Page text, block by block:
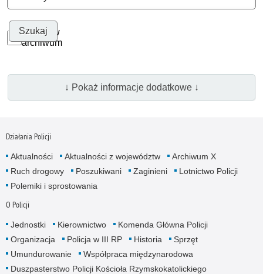
Szukaj w
archiwum
↓ Pokaż informacje dodatkowe ↓
Działania Policji
Aktualności Aktualności z województw
Archiwum X
Ruch drogowy
Poszukiwani Zaginieni
Lotnictwo Policji
Polemiki i sprostowania
O Policji
Jednostki Kierownictwo
Komenda Główna Policji
Organizacja
Policja w III RP Historia
Sprzęt
Umundurowanie
Współpraca międzynarodowa
Duszpasterstwo Policji Kościoła Rzymskokatolickiego